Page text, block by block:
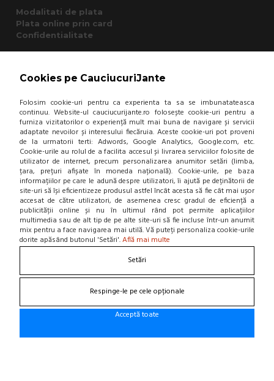
Cookies pe CauciucuriJante
Folosim cookie-uri pentru ca experienta ta sa se imbunatateasca
continuu. Website-ul cauciucurijante.ro folosește cookie-uri pentru a
furniza vizitatorilor o experiență mult mai buna de navigare și servicii
adaptate nevoilor și interesului fiecăruia. Aceste cookie-uri pot proveni
de la urmatorii terti: Adwords, Google Analytics, Google.com, etc.
Cookie-urile au rolul de a facilita accesul și livrarea serviciilor folosite de
utilizator de internet, precum personalizarea anumitor setări (limba,
țara, prețuri afișate în moneda națională). Cookie-urile, pe baza
informațiilor pe care le adună despre utilizatori, îi ajută pe deținătorii de
site-uri să își eficientizeze produsul astfel încât acesta să fie cât mai ușor
accesat de către utilizatori, de asemenea cresc gradul de eficiență a
publicității online și nu în ultimul rând pot permite aplicațiilor
multimedia sau de alt tip de pe alte site-uri să fie incluse într-un anumit
mix pentru a face navigarea mai utilă. Vă puteți personaliza cookie-urile
dorite apăsând butonul 'Setări'.Află mai multe
Setări
Respinge-le pe cele opționale
Acceptă toate
Modalitati de plata
Plata online prin card
Confidentialitate
Cum cumpar?
Garantie si returnare
Mod de livrare
Protectia consumatorului - A.N.P.C.
Panou de control GDPR
DESPRE NOI
Contact
Home
Locatie punct de lucru
Departamente
Suna la 0766 182 324, 0766 182 326
Craiova, Str. Calea Bucuresti, Bl A4, parter